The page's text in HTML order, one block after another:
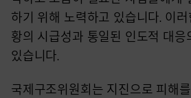
하기 위해 노력하고 있습니다. 이
황의 시급성과 통일된 인도적 대
있습니다.
국제구조위원회는 지진으로 피해